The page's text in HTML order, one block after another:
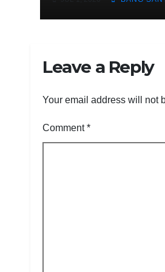
Berprestasi,
Hari
a
Leave a Reply
Your email address will not
Comment*